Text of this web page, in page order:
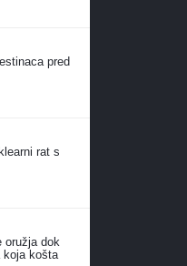
pred
rat s
oružja dok
koja košta